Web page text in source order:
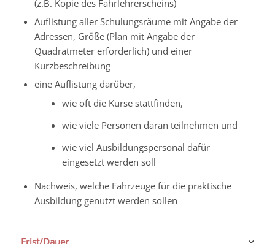
(z.B. Kopie des Fahrlehrerscheins)
Auflistung aller Schulungsräume mit Angabe der
Adressen, Größe (Plan mit Angabe der
Quadratmeter erforderlich) und einer
Kurzbeschreibung
eine Auflistung darüber,
wie oft die Kurse stattfinden,
wie viele Personen daran teilnehmen und
wie viel Ausbildungspersonal dafür
eingesetzt werden soll
Nachweis, welche Fahrzeuge für die praktische
Ausbildung genutzt werden sollen
Frist/Dauer